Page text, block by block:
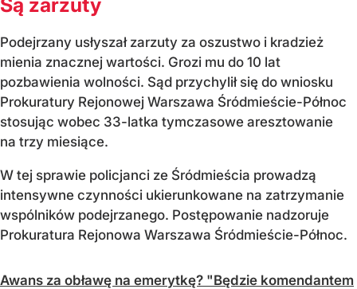
Podejrzany usłyszał zarzuty za oszustwo i kradzież
mienia znacznej wartości. Grozi mu do 10 lat
pozbawienia wolności. Sąd przychylił się do wniosku
Prokuratury Rejonowej Warszawa Śródmieście-Północ
stosując wobec 33-latka tymczasowe aresztowanie
na trzy miesiące.
W tej sprawie policjanci ze Śródmieścia prowadzą
intensywne czynności ukierunkowane na zatrzymanie
wspólników podejrzanego. Postępowanie nadzoruje
Prokuratura Rejonowa Warszawa Śródmieście-Północ.
Awans za obławę na emerytkę? "Będzie komendantem